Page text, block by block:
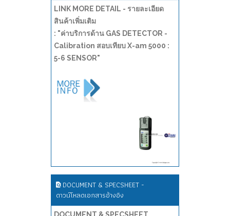
LINK MORE DETAIL - รายละเอียด
สินค้าเพิ่มเติม
: "ค่าบริการด้าน GAS DETECTOR -
Calibration สอบเทียบ X-am 5000 :
5-6 SENSOR"
DOCUMENT & SPECSHEET -
ดาวน์โหลดเอกสารอ้างอิง